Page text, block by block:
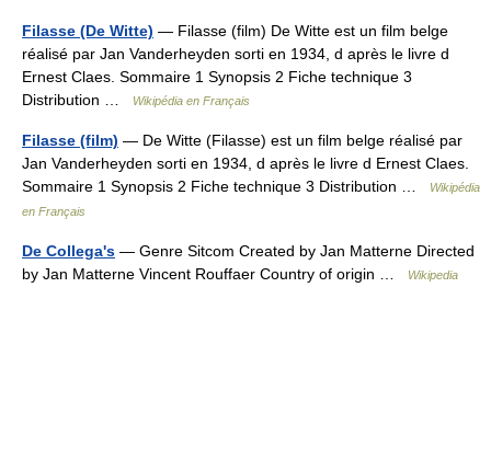
Filasse (De Witte) — Filasse (film) De Witte est un film belge
réalisé par Jan Vanderheyden sorti en 1934, d après le livre d
Ernest Claes. Sommaire 1 Synopsis 2 Fiche technique 3
Distribution …
Wikipédia en Français
Filasse (film) — De Witte (Filasse) est un film belge réalisé par
Jan Vanderheyden sorti en 1934, d après le livre d Ernest Claes.
Sommaire 1 Synopsis 2 Fiche technique 3 Distribution …
Wikipédia
en Français
De Collega's — Genre Sitcom Created by Jan Matterne Directed
by Jan Matterne Vincent Rouffaer Country of origin …
Wikipedia